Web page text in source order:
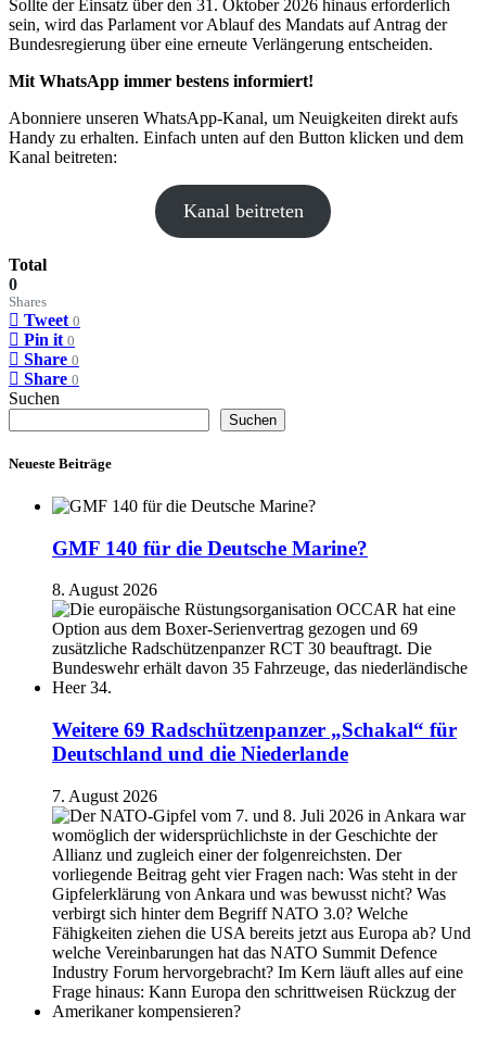
Sollte der Einsatz über den 31. Oktober 2026 hinaus erforderlich
sein, wird das Parlament vor Ablauf des Mandats auf Antrag der
Bundesregierung über eine erneute Verlängerung entscheiden.
Mit WhatsApp immer bestens informiert!
Abonniere unseren WhatsApp-Kanal, um Neuigkeiten direkt aufs
Handy zu erhalten. Einfach unten auf den Button klicken und dem
Kanal beitreten:
Kanal beitreten
Total
0
Shares
Tweet 0
Pin it 0
Share 0
Share 0
Suchen
Suchen
Neueste Beiträge
GMF 140 für die Deutsche Marine?
8. August 2026
Weitere 69 Radschützenpanzer „Schakal“ für
Deutschland und die Niederlande
7. August 2026